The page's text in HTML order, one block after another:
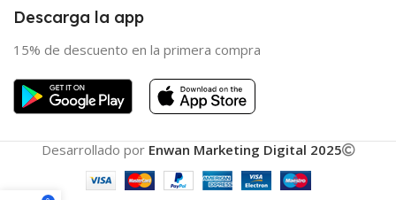
Descarga la app
15% de descuento en la primera compra
Desarrollado por Enwan Marketing Digital 2025